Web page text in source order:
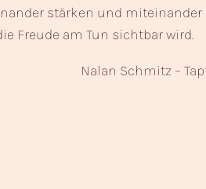
stärken und
Freude am Tun sichtbar wird.
Nalan Schmitz –